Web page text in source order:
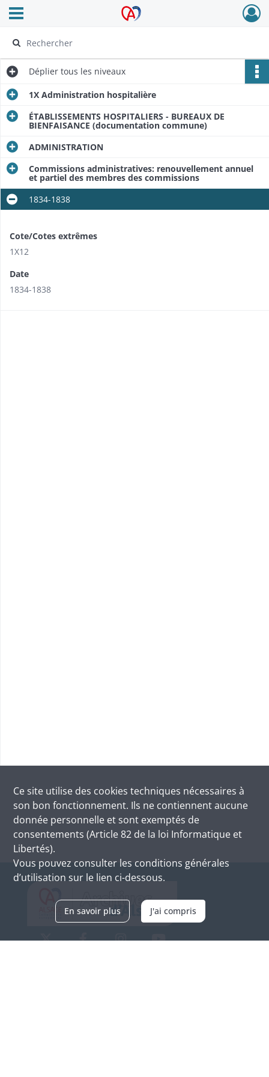
Archives Alsace - Colmar
Ouvrir le menu déroulant
Déplier tous les niveaux
1X Administration hospitalière
ÉTABLISSEMENTS HOSPITALIERS - BUREAUX DE
BIENFAISANCE (documentation commune)
ADMINISTRATION
Commissions administratives: renouvellement annuel
et partiel des membres des commissions
1834-1838
Cote/Cotes extrêmes
1X12
Date
1834-1838
Ce site utilise des cookies techniques nécessaires à
son bon fonctionnement. Ils ne contiennent aucune
donnée personnelle et sont exemptés de
consentements (Article 82 de la loi Informatique et
Libertés).
Vous pouvez consulter les conditions générales
d’utilisation sur le lien ci-dessous.
En savoir plus J'ai compris